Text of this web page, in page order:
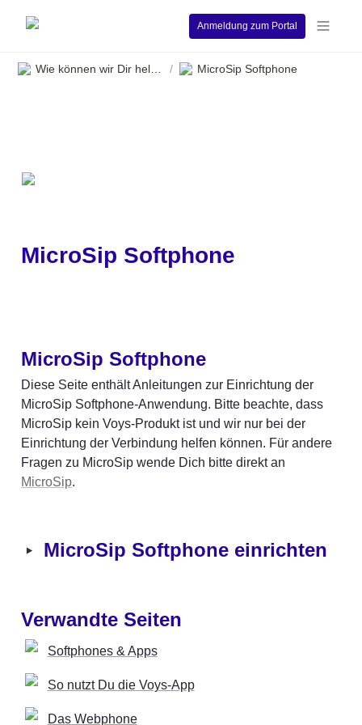
Anmeldung zum Portal
/ MicroSip Softphone
MicroSip Softphone
MicroSip Softphone
Diese Seite enthält Anleitungen zur Einrichtung der
MicroSip Softphone-Anwendung. Bitte beachte, dass
MicroSip kein Voys-Produkt ist und wir nur bei der
Einrichtung der Verbindung helfen können. Für andere
MicroSip.
‣ MicroSip Softphone einrichten
Verwandte Seiten
Softphones & Apps
So nutzt Du die Voys-App
Das Webphone